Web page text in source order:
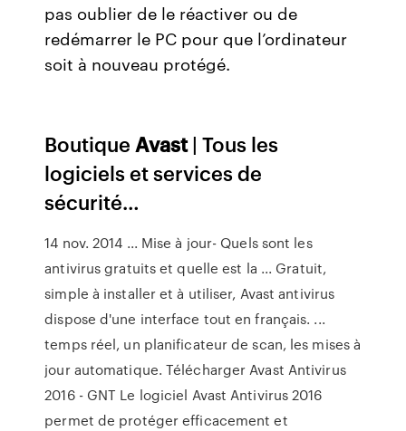
pas oublier de le réactiver ou de
redémarrer le PC pour que l’ordinateur
soit à nouveau protégé.
BoutiqueAvast| Tous les
logiciels et services de
sécurité…
14 nov. 2014 ... Mise à jour- Quels sont les
antivirus gratuits et quelle est la ... Gratuit,
simple à installer et à utiliser, Avast antivirus
dispose d'une interface tout en français. ...
temps réel, un planificateur de scan, les mises à
jour automatique. Télécharger Avast Antivirus
2016 - GNT Le logiciel Avast Antivirus 2016
permet de protéger efficacement et